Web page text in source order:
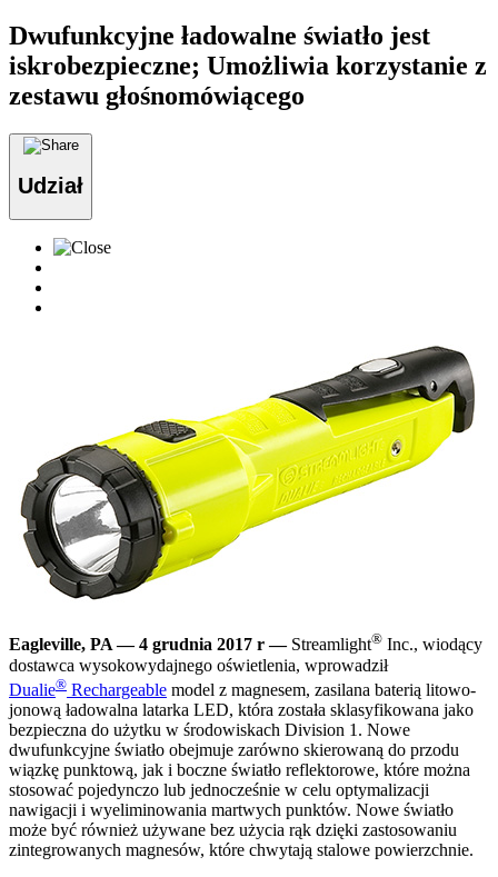
Dwufunkcyjne ładowalne światło jest
iskrobezpieczne; Umożliwia korzystanie z
zestawu głośnomówiącego
Udział
Eagleville, PA — 4 grudnia 2017 r —Streamlight® Inc., wiodący
dostawca wysokowydajnego oświetlenia, wprowadził
Dualie® Rechargeable model z magnesem, zasilana baterią litowo-
jonową ładowalna latarka LED, która została sklasyfikowana jako
bezpieczna do użytku w środowiskach Division 1. Nowe
dwufunkcyjne światło obejmuje zarówno skierowaną do przodu
wiązkę punktową, jak i boczne światło reflektorowe, które można
stosować pojedynczo lub jednocześnie w celu optymalizacji
nawigacji i wyeliminowania martwych punktów. Nowe światło
może być również używane bez użycia rąk dzięki zastosowaniu
zintegrowanych magnesów, które chwytają stalowe powierzchnie.